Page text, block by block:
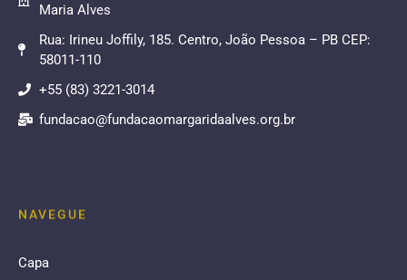
Maria Alves
Rua: Irineu Joffily, 185. Centro, João Pessoa – PB CEP:
58011-110
+55 (83) 3221-3014
fundacao@fundacaomargaridaalves.org.br
Capa